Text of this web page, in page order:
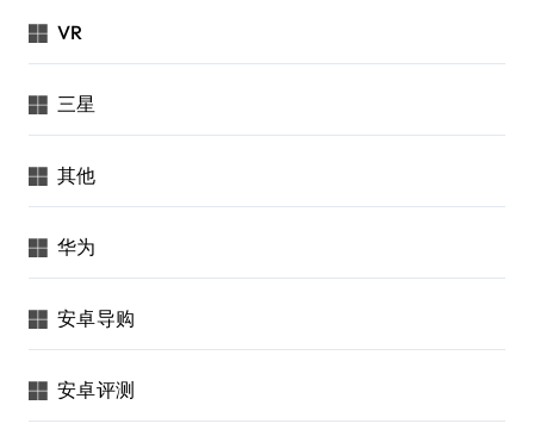
VR
三星
其他
华为
安卓导购
安卓评测